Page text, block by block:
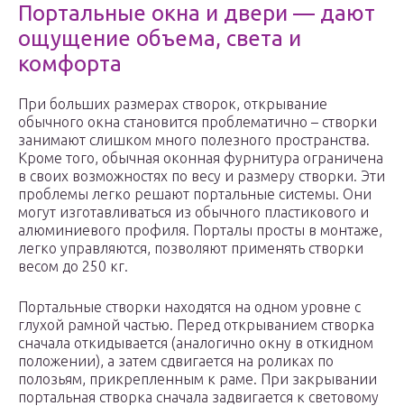
Портальные окна и двери — дают
ощущение объема, света и
комфорта
При больших размерах створок, открывание
обычного окна становится проблематично – створки
занимают слишком много полезного пространства.
Кроме того, обычная оконная фурнитура ограничена
в своих возможностях по весу и размеру створки. Эти
проблемы легко решают портальные системы. Они
могут изготавливаться из обычного пластикового и
алюминиевого профиля. Порталы просты в монтаже,
легко управляются, позволяют применять створки
весом до 250 кг.
Портальные створки находятся на одном уровне с
глухой рамной частью. Перед открыванием створка
сначала откидывается (аналогично окну в откидном
положении), а затем сдвигается на роликах по
полозьям, прикрепленным к раме. При закрывании
портальная створка сначала задвигается к световому